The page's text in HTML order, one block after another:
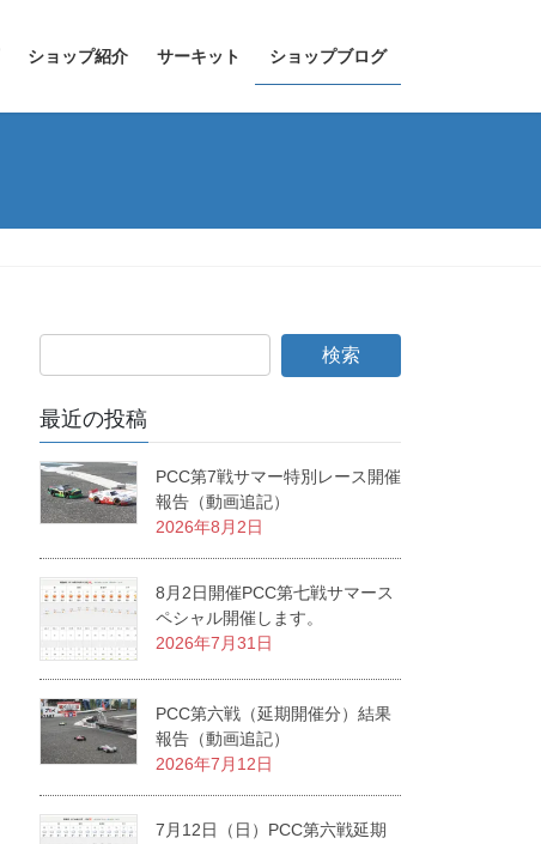
ショップ紹介 サーキット ショップブログ
最近の投稿
PCC第7戦サマー特別レース開催
報告（動画追記）
2026年8月2日
8月2日開催PCC第七戦サマース
ペシャル開催します。
2026年7月31日
PCC第六戦（延期開催分）結果
報告（動画追記）
2026年7月12日
7月12日（日）PCC第六戦延期